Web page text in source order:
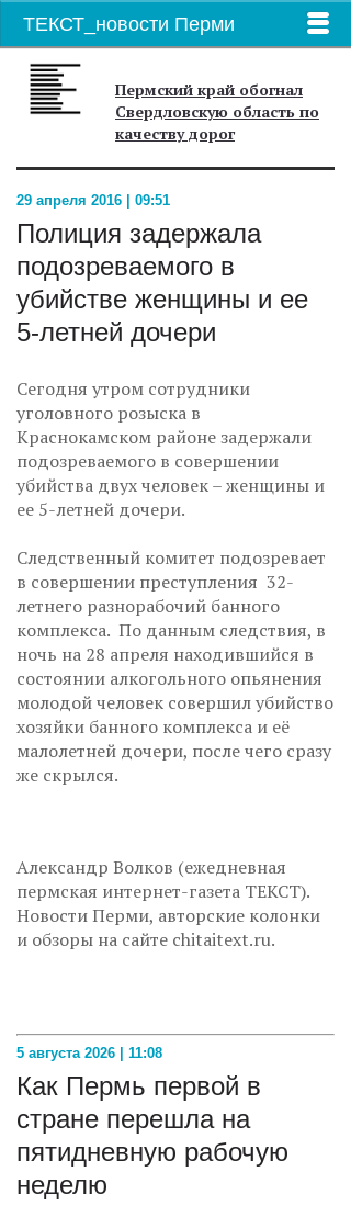
ТЕКСТ_новости Перми
Пермский край обогнал
Свердловскую область по
качеству дорог
29 апреля 2016 | 09:51
Полиция задержала
подозреваемого в
убийстве женщины и ее
5-летней дочери
Сегодня утром сотрудники
уголовного розыска в
Краснокамском районе задержали
подозреваемого в совершении
убийства двух человек – женщины и
ее 5-летней дочери.
Следственный комитет подозревает
в совершении преступления 32-
летнего разнорабочий банного
комплекса. По данным следствия, в
ночь на 28 апреля находившийся в
состоянии алкогольного опьянения
молодой человек совершил убийство
хозяйки банного комплекса и её
малолетней дочери, после чего сразу
же скрылся.
Александр Волков (ежедневная
пермская интернет-газета ТЕКСТ).
Новости Перми, авторские колонки
и обзоры на сайте chitaitext.ru.
5 августа 2026 | 11:08
Как Пермь первой в
стране перешла на
пятидневную рабочую
неделю